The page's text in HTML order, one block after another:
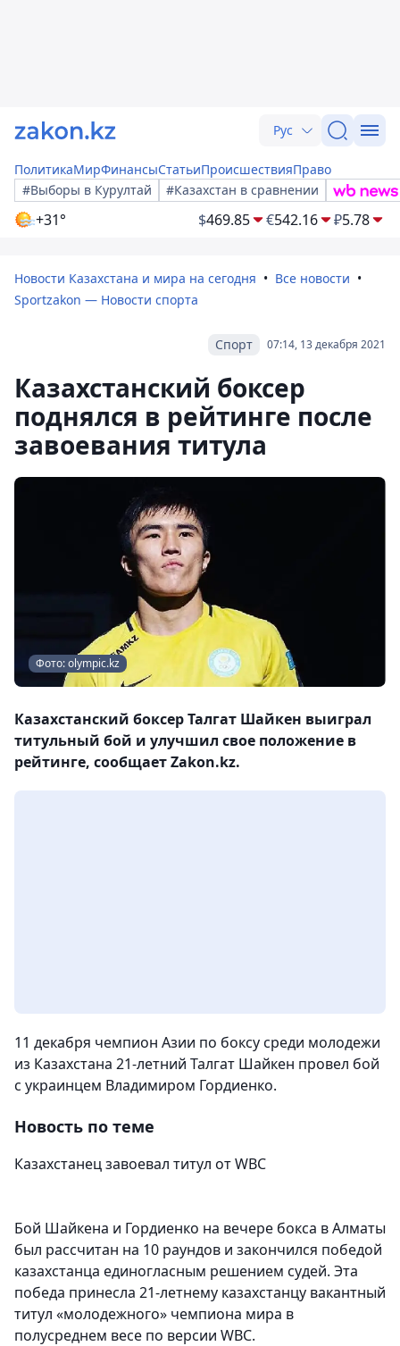
Рус
ПолитикаМирФинансыСтатьиПроисшествияПраво
#Выборы в Курултай
#Казахстан в сравнении
+31° $469.85 €542.16 ₽5.78
Новости Казахстана и мира на сегодня
Все новости
Sportzakon — Новости спорта
07:14, 13 декабря 2021
Спорт
Казахстанский боксер
поднялся в рейтинге после
завоевания титула
Фото: olympic.kz
Казахстанский боксер Талгат Шайкен выиграл
титульный бой и улучшил свое положение в
рейтинге, сообщает Zakon.kz.
11 декабря чемпион Азии по боксу среди молодежи
из Казахстана 21-летний Талгат Шайкен провел бой
с украинцем Владимиром Гордиенко.
Новость по теме
Казахстанец завоевал титул от WBC
Бой Шайкена и Гордиенко на вечере бокса в Алматы
был рассчитан на 10 раундов и закончился победой
казахстанца единогласным решением судей. Эта
победа принесла 21-летнему казахстанцу вакантный
титул «молодежного» чемпиона мира в
полусреднем весе по версии WBC.